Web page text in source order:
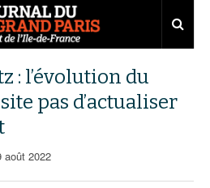
: l’évolution du
pas d’actualiser
août 2022